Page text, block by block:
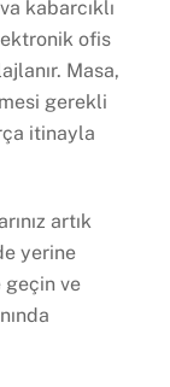
kabarcıklı
ofis
Masa,
gerekli
itinayla
artık
yerine
ve